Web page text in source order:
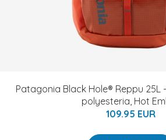
Patagonia Black Hole® Reppu 25L
polyesteria, Hot
109.95 EUR